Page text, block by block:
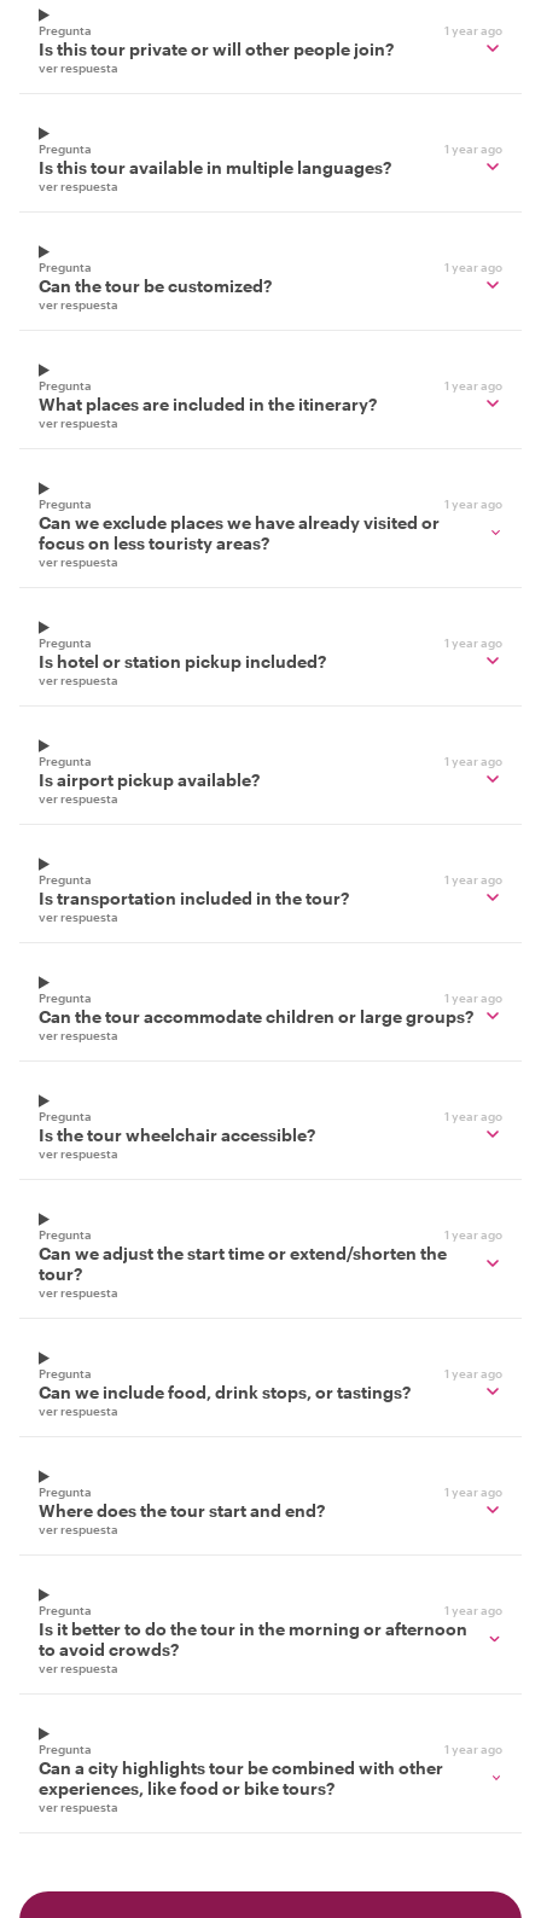
Pregunta 1 year ago
Is this tour private or will other people join?
ver respuesta
Pregunta 1 year ago
Is this tour available in multiple languages?
ver respuesta
Pregunta 1 year ago
Can the tour be customized?
ver respuesta
Pregunta 1 year ago
What places are included in the itinerary?
ver respuesta
Pregunta 1 year ago
Can we exclude places we have already visited or
focus on less touristy areas?
ver respuesta
Pregunta 1 year ago
Is hotel or station pickup included?
ver respuesta
Pregunta 1 year ago
Is airport pickup available?
ver respuesta
Pregunta 1 year ago
Is transportation included in the tour?
ver respuesta
Pregunta 1 year ago
Can the tour accommodate children or large groups?
ver respuesta
Pregunta 1 year ago
Is the tour wheelchair accessible?
ver respuesta
Pregunta 1 year ago
Can we adjust the start time or extend/shorten the
tour?
ver respuesta
Pregunta 1 year ago
Can we include food, drink stops, or tastings?
ver respuesta
Pregunta 1 year ago
Where does the tour start and end?
ver respuesta
Pregunta 1 year ago
Is it better to do the tour in the morning or afternoon
to avoid crowds?
ver respuesta
Pregunta 1 year ago
Can a city highlights tour be combined with other
experiences, like food or bike tours?
ver respuesta